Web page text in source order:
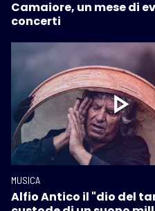
Camaiore, un mese di
concerti
MUSICA
Alfio Antico il "dio del